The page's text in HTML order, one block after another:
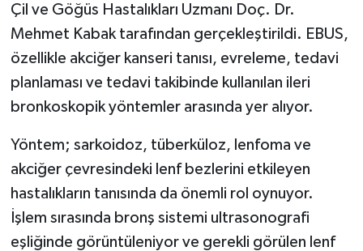
Çil ve Göğüs Hastalıkları Uzmanı Doç. Dr.
Mehmet Kabak tarafından gerçekleştirildi. EBUS,
özellikle akciğer kanseri tanısı, evreleme, tedavi
planlaması ve tedavi takibinde kullanılan ileri
bronkoskopik yöntemler arasında yer alıyor.
Yöntem; sarkoidoz, tüberküloz, lenfoma ve
akciğer çevresindeki lenf bezlerini etkileyen
hastalıkların tanısında da önemli rol oynuyor.
İşlem sırasında bronş sistemi ultrasonografi
eşliğinde görüntüleniyor ve gerekli görülen lenf